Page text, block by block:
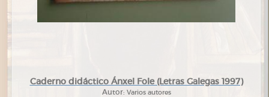
Caderno didáctico Ánxel Fole (Letras Galegas 1997)
Autor: Varios autores